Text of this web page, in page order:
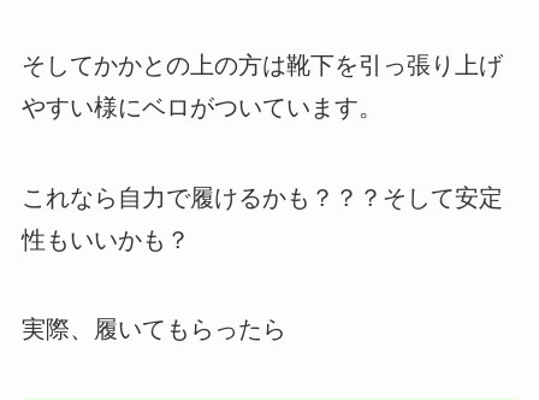
そしてかかとの上の方は靴下を引っ張り上げ
やすい様にベロがついています。
これなら自力で履けるかも？？？そして安定
性もいいかも？
実際、履いてもらったら